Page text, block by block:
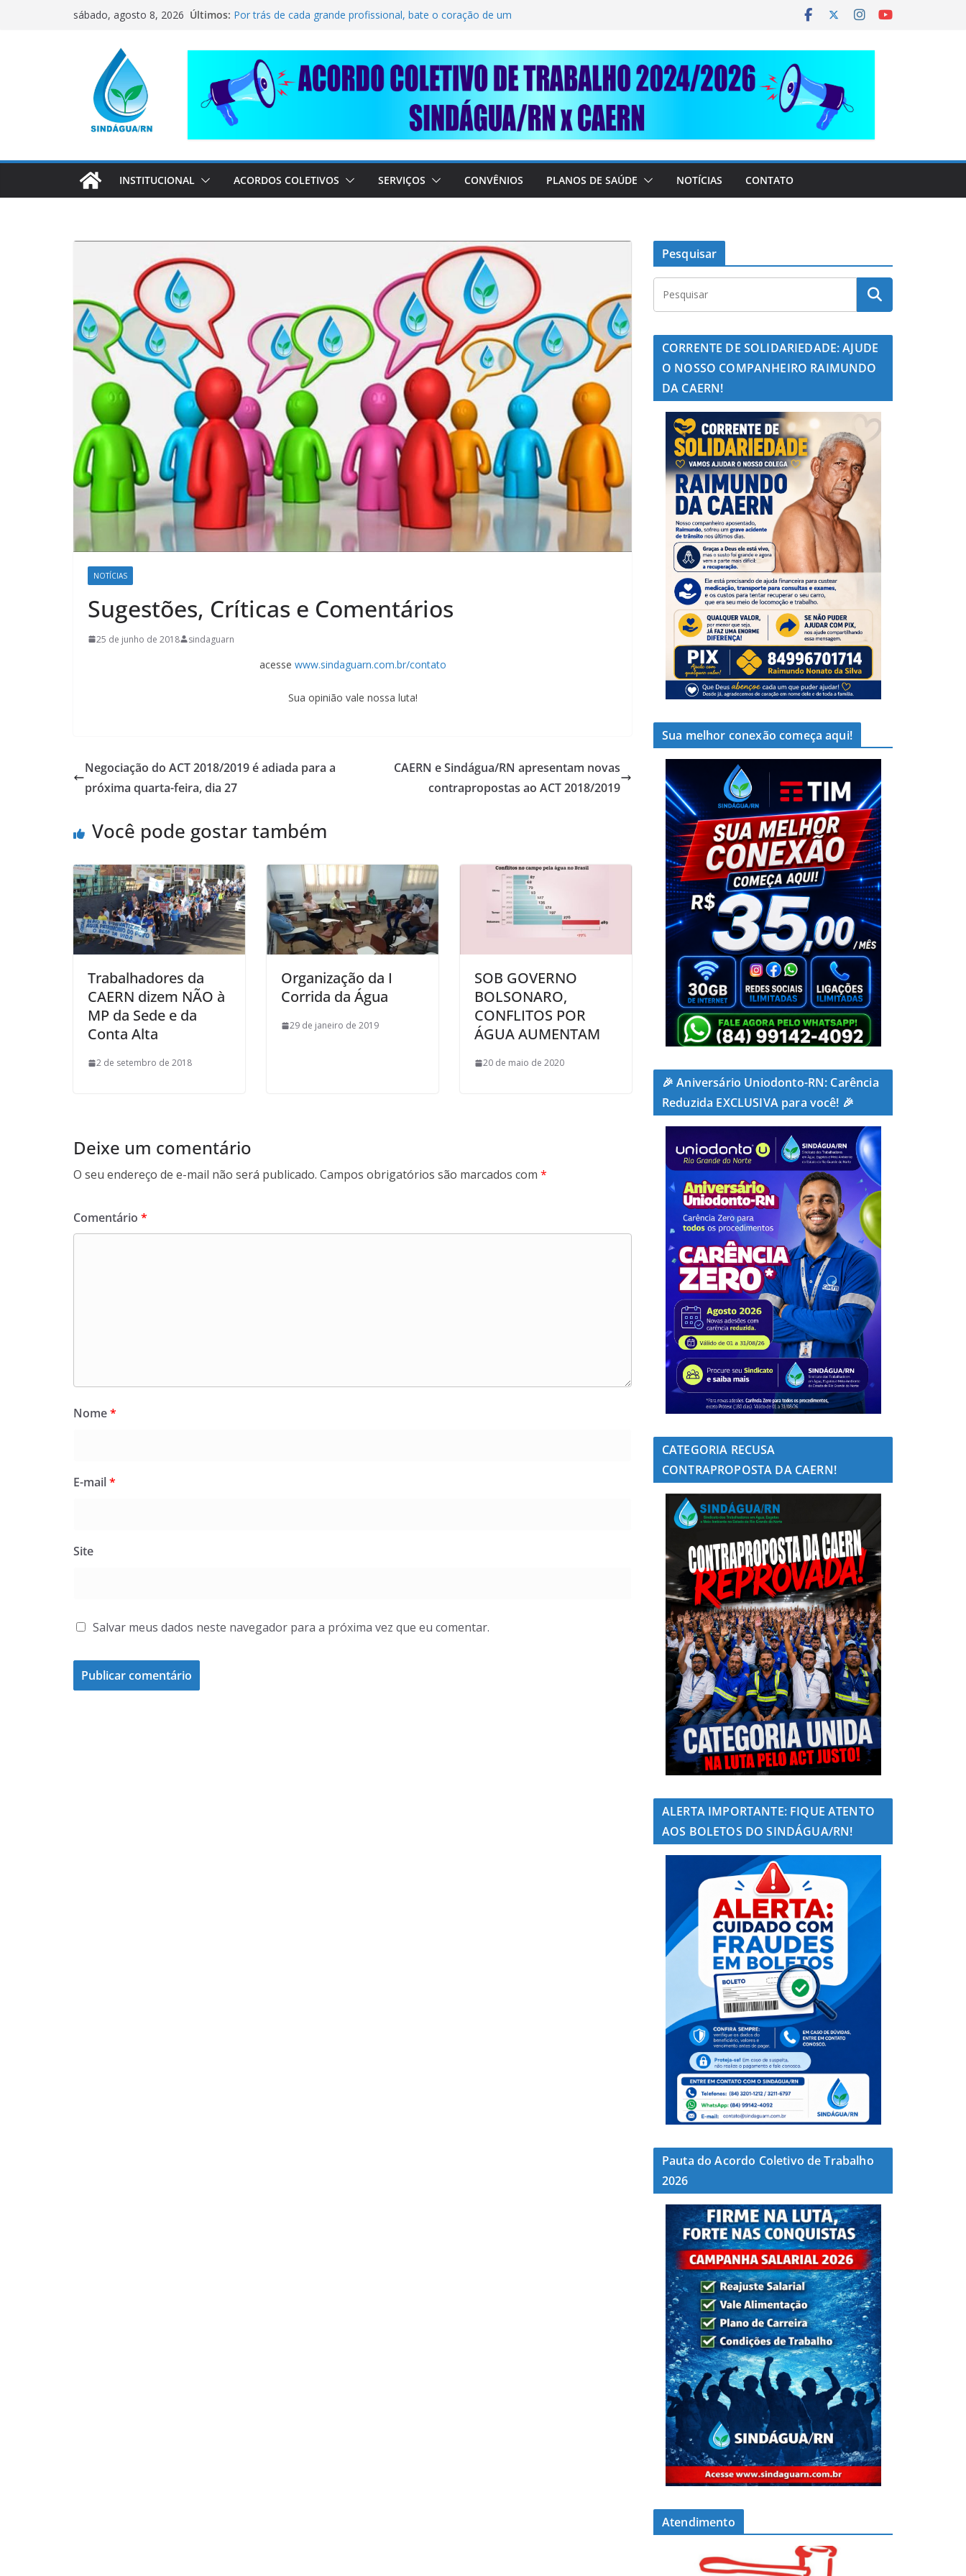
sábado, agosto 8, 2026 Últimos: CORRENTE DE SOLIDARIEDADE: AJUDE O NOSSO
COMPANHEIRO RAIMUNDO DA CAERN!
pai dedicado
📢 ATENÇÃO, TRABALHADORES DO SINDÁGUA/RN! 📢
Sindágua/RN presente em importante debate com o Ministro
Luiz Marinho!
ELE AVISOU SOBRE A SABESP! 🚨
INSTITUCIONAL ACORDOS COLETIVOS SERVIÇOS CONVÊNIOS PLANOS DE SAÚDE NOTÍCIAS CONTATO
NOTÍCIAS
Sugestões, Críticas e Comentários
25 de junho de 2018 sindaguarn
acesse www.sindaguarn.com.br/contato
Sua opinião vale nossa luta!
Negociação do ACT 2018/2019 é adiada para a
próxima quarta-feira, dia 27
CAERN e Sindágua/RN apresentam novas
contrapropostas ao ACT 2018/2019
Você pode gostar também
Trabalhadores da
CAERN dizem NÃO à
MP da Sede e da
Conta Alta
2 de setembro de 2018
Organização da I
Corrida da Água
29 de janeiro de 2019
SOB GOVERNO
BOLSONARO,
CONFLITOS POR
ÁGUA AUMENTAM
20 de maio de 2020
Deixe um comentário
O seu endereço de e-mail não será publicado. Campos obrigatórios são marcados com *
Comentário *
Nome*
E-mail*
Site
Salvar meus dados neste navegador para a próxima vez que eu comentar.
Pesquisar
CORRENTE DE SOLIDARIEDADE: AJUDE
O NOSSO COMPANHEIRO RAIMUNDO
DA CAERN!
Sua melhor conexão começa aqui!
🎉 Aniversário Uniodonto-RN: Carência
Reduzida EXCLUSIVA para você! 🎉
CATEGORIA RECUSA
CONTRAPROPOSTA DA CAERN!
ALERTA IMPORTANTE: FIQUE ATENTO
AOS BOLETOS DO SINDÁGUA/RN!
Pauta do Acordo Coletivo de Trabalho
2026
Atendimento